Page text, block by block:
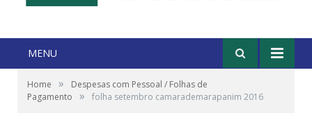
MENU
Home »
Despesas com Pessoal / Folhas de
Pagamento
» folha setembro camarademarapanim 2016